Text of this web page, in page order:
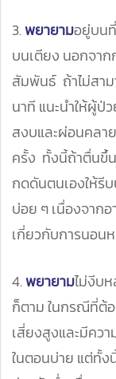
3.พยายามอยู่บน
บนเตียง นอกจา
สัมพันธ์ ถ้าไม่สา
นาที แนะนำให้ผู้
สงบและผ่อนคลา
ครั้ง ทั้งนี้ถ้าตื่นขึ้
กดดันตนเองให้รี
บ่อย ๆ เนื่องจาก
เกี่ยวกับการนอน
4.พยายามไม่งีบห
ก็ตาม ในกรณีที่ต้อ
เสี่ยงสูงและมีคว
ในตอนบ่าย แต่ทั้ง